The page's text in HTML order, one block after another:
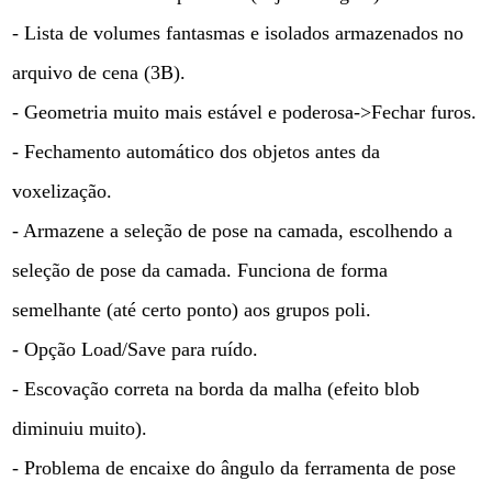
- Lista de volumes fantasmas e isolados armazenados no
arquivo de cena (3B).
- Geometria muito mais estável e poderosa->Fechar furos.
- Fechamento automático dos objetos antes da
voxelização.
- Armazene a seleção de pose na camada, escolhendo a
seleção de pose da camada. Funciona de forma
semelhante (até certo ponto) aos grupos poli.
- Opção Load/Save para ruído.
- Escovação correta na borda da malha (efeito blob
diminuiu muito).
- Problema de encaixe do ângulo da ferramenta de pose